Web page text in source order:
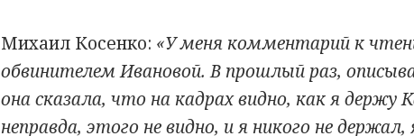
Михаил Косенко: «У меня комментарий к
обвинителем Ивановой. В прошлый раз,
она сказала, что на кадрах видно, как я держу
неправда, этого не видно, и я никого не